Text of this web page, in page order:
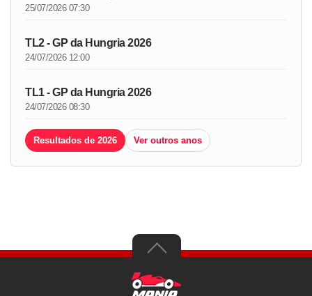
25/07/2026 07:30
TL2 - GP da Hungria 2026
24/07/2026 12:00
TL1 - GP da Hungria 2026
24/07/2026 08:30
Resultados de 2026 Ver outros anos